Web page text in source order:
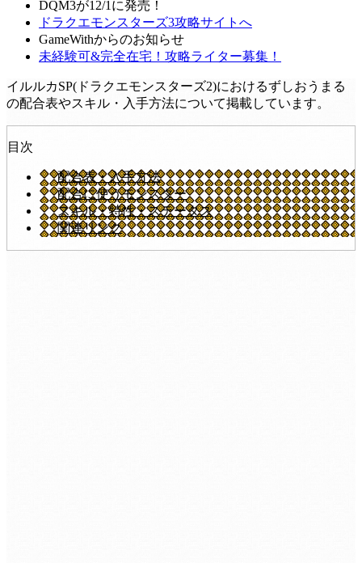
DQM3が12/1に発売！
ドラクエモンスターズ3攻略サイトへ
GameWithからのお知らせ
未経験可&完全在宅！攻略ライター募集！
イルルカSP(ドラクエモンスターズ2)におけるずしおうまる
の配合表やスキル・入手方法について掲載しています。
目次
配合表・入手方法
配合に使うモンスター
スキル・特性・ステータス
関連リンク